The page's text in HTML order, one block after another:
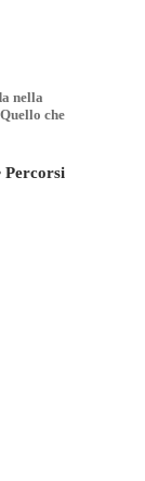
nella
che
Percorsi